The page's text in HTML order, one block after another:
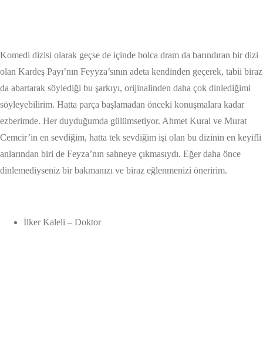
Komedi dizisi olarak geçse de içinde bolca dram da barındıran bir dizi
olan Kardeş Payı’nın Feyyza’sının adeta kendinden geçerek, tabii biraz
da abartarak söylediği bu şarkıyı, orijinalinden daha çok dinlediğimi
söyleyebilirim. Hatta parça başlamadan önceki konuşmalara kadar
ezberimde. Her duyduğumda gülümsetiyor. Ahmet Kural ve Murat
Cemcir’in en sevdiğim, hatta tek sevdiğim işi olan bu dizinin en keyifli
anlarından biri de Feyza’nın sahneye çıkmasıydı. Eğer daha önce
dinlemediyseniz bir bakmanızı ve biraz eğlenmenizi öneririm.
İlker Kaleli – Doktor